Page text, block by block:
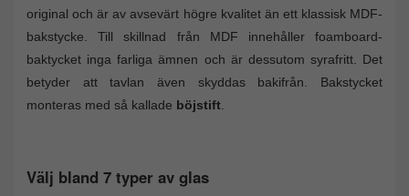
original och är av avsevärt högre kvalitet än ett klassisk MDF-
bakstycke. Till skillnad från MDF innehåller foamboard-
baktycket inga farliga ämnen och är dessutom syrafritt. Det
betyder att tavlan även skyddas bakifrån. Bakstycket
monteras med så kallade böjstift
Välj bland 7 typer av glas